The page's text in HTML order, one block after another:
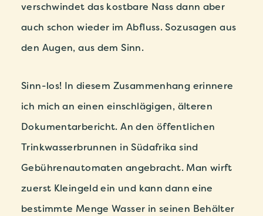
verschwindet das kostbare Nass dann aber
auch schon wieder im Abfluss. Sozusagen aus
den Augen, aus dem Sinn.
Sinn-los! In diesem Zusammenhang erinnere
ich mich an einen einschlägigen, älteren
Dokumentarbericht. An den öffentlichen
Trinkwasserbrunnen in Südafrika sind
Gebührenautomaten angebracht. Man wirft
zuerst Kleingeld ein und kann dann eine
bestimmte Menge Wasser in seinen Behälter